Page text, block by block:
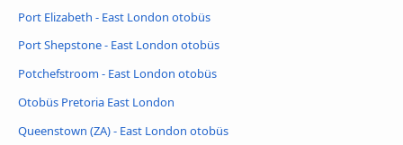
Port Elizabeth - East London otobüs
Port Shepstone - East London otobüs
Potchefstroom - East London otobüs
Otobüs Pretoria East London
Queenstown (ZA) - East London otobüs